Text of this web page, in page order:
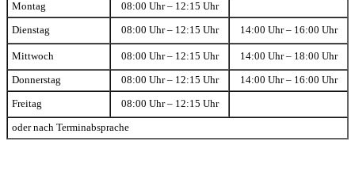
Montag 08:00 Uhr – 12:15 Uhr
Dienstag 08:00 Uhr – 12:15 Uhr 14:00 Uhr – 16:00 Uhr
Mittwoch 08:00 Uhr – 12:15 Uhr 14:00 Uhr – 18:00 Uhr
Donnerstag 08:00 Uhr – 12:15 Uhr 14:00 Uhr – 16:00 Uhr
Freitag 08:00 Uhr – 12:15 Uhr
oder nach Terminabsprache